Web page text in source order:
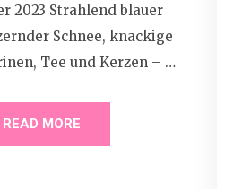
2023 Strahlend blauer
Schnee, knackige
Tee und Kerzen – …
READ MORE